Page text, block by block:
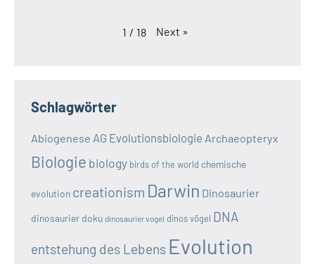
1 / 18 Next »
Schlagwörter
Abiogenese AG Evolutionsbiologie Archaeopteryx
Biologie biology birds of the world chemische
evolution creationism Darwin Dinosaurier
dinosaurier doku dinosaurier vogel dinos vögel DNA
entstehung des Lebens Evolution